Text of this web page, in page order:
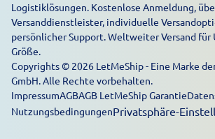
Logistiklösungen. Kostenlose Anmeldung,
Versanddienstleister, individuelle
persönlicher Support. Weltweiter Versand
Größe.
Copyrights © 2026 LetMeShip - Eine Marke
GmbH. Alle Rechte vorbehalten.
ImpressumAGBAGB LetMeShip Garantie
NutzungsbedingungenPrivatsphäre-